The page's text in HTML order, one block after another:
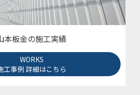
本板金の施工実績
WORKS
工事例 詳細はこちら